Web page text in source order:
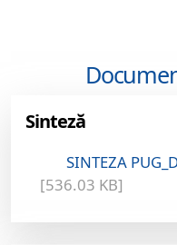
Sinteză
SINTEZA
[536.03 KB]